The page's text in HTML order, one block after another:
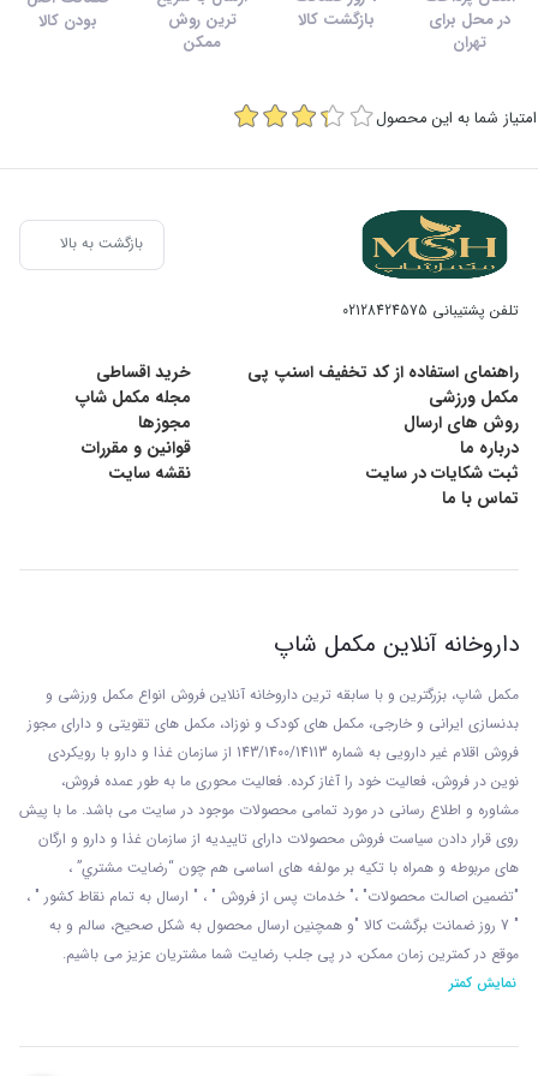
در محل برای
تهران
بازگشت کالا
ترین روش
ممکن
بودن کالا
امتیاز شما به این محصول
بازگشت به بالا
تلفن پشتیبانی 02128424575
راهنمای استفاده از کد تخفیف اسنپ پی
خرید اقساطی
مکمل ورزشی
مجله مکمل شاپ
روش های ارسال
مجوزها
درباره ما
قوانین و مقررات
ثبت شکایات در سایت
نقشه سایت
تماس با ما
داروخانه آنلاین مکمل شاپ
مکمل شاپ، بزرگترین و با سابقه ترین داروخانه آنلاین فروش انواع مکمل ورزشی و
بدنسازی ایرانی و خارجی، مکمل های کودک و نوزاد، مکمل های تقویتی و دارای مجوز
فروش اقلام غیر دارویی به شماره 143/1400/14113 از
سازمان غذا و دارو با رويکردی
نوين در فروش، فعاليت خود را آغاز کرده. فعاليت محوری ما به طور عمده فروش،
مشاوره و اطلاع رسانی در مورد تمامی محصولات موجود در سایت می باشد. ما با پيش
روی قرار دادن سياست فروش محصولات دارای تاييديه از سازمان غذا و دارو و ارگان
های مربوطه و همراه با تکيه بر مولفه های اساسی هم چون “رضايت مشتري” ،
"تضمين اصالت محصولات" ،" خدمات پس از فروش " ، " ارسال به تمام نقاط کشور " ،
" 7 روز ضمانت برگشت کالا "و همچنين ارسال محصول به شکل صحيح، سالم و به
موقع در کمترين زمان ممکن، در پی جلب رضايت شما مشتريان عزیز می باشيم.
نمایش کمتر